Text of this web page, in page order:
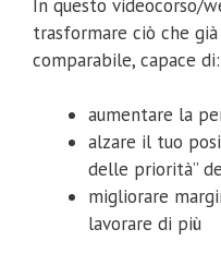
In questo videocorso/
trasformare ciò che
comparabile, capace di:
aumentare la
alzare il tuo
delle priorità”
migliorare
lavorare di più